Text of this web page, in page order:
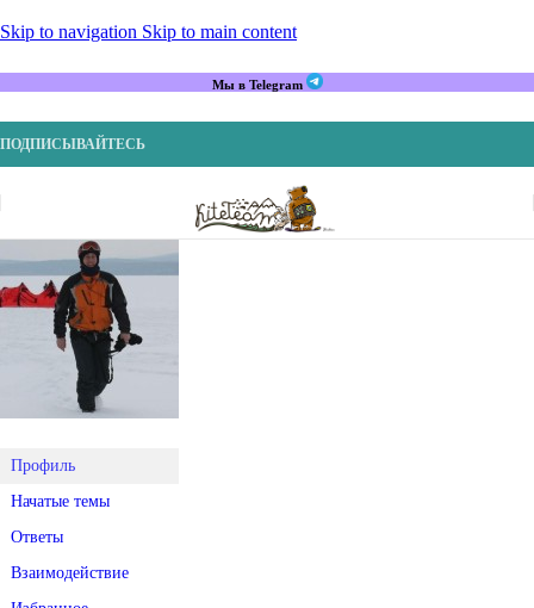
Skip to navigation Skip to main content
Мы в Telegram
ПОДПИСЫВАЙТЕСЬ
Профиль
Начатые темы
Ответы
Взаимодействие